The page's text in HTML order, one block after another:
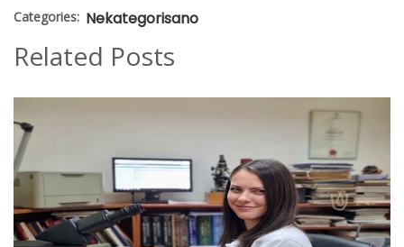
Categories: Nekategorisano
Related Posts